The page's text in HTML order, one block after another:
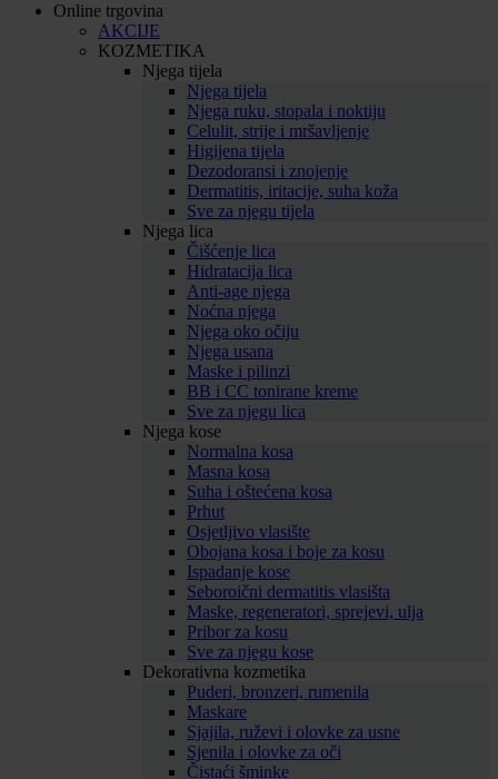
Online trgovina
AKCIJE
KOZMETIKA
Njega tijela
Njega tijela
Njega ruku, stopala i noktiju
Celulit, strije i mršavljenje
Higijena tijela
Dezodoransi i znojenje
Dermatitis, iritacije, suha koža
Sve za njegu tijela
Njega lica
Čišćenje lica
Hidratacija lica
Anti-age njega
Noćna njega
Njega oko očiju
Njega usana
Maske i pilinzi
BB i CC tonirane kreme
Sve za njegu lica
Njega kose
Normalna kosa
Masna kosa
Suha i oštećena kosa
Prhut
Osjetljivo vlasište
Obojana kosa i boje za kosu
Ispadanje kose
Seboroični dermatitis vlasišta
Maske, regeneratori, sprejevi, ulja
Pribor za kosu
Sve za njegu kose
Dekorativna kozmetika
Puderi, bronzeri, rumenila
Maskare
Sjajila, ruževi i olovke za usne
Sjenila i olovke za oči
Čistaći šminke